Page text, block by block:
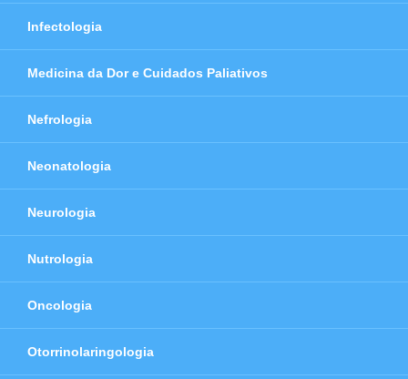
Infectologia
Medicina da Dor e Cuidados Paliativos
Nefrologia
Neonatologia
Neurologia
Nutrologia
Oncologia
Otorrinolaringologia